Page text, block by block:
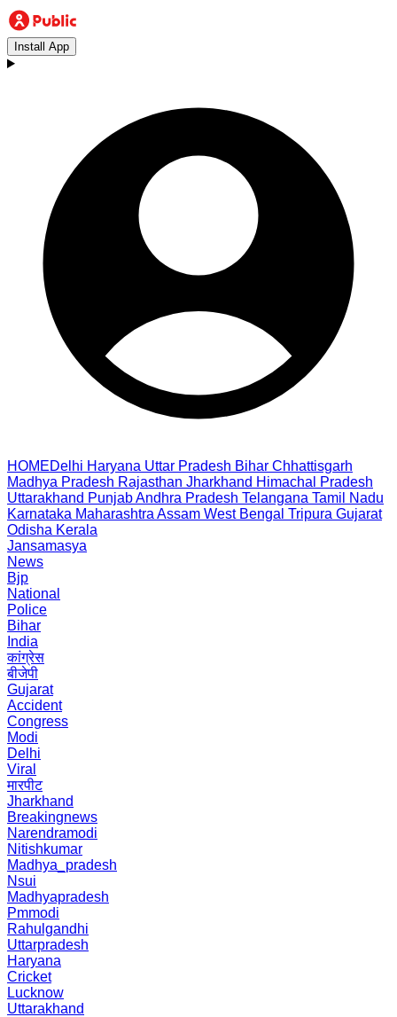
Install App
HOMEDelhi Haryana Uttar Pradesh Bihar Chhattisgarh
Madhya Pradesh Rajasthan Jharkhand Himachal Pradesh
Uttarakhand PunjabAndhra Pradesh Telangana Tamil Nadu
Karnataka Maharashtra Assam West Bengal Tripura Gujarat
Odisha Kerala
Jansamasya
News
Bjp
National
Police
Bihar
India
कांग्रेस
बीजेपी
Gujarat
Accident
Congress
Modi
Delhi
Viral
मारपीट
Jharkhand
Breakingnews
Narendramodi
Nitishkumar
Madhya_pradesh
Nsui
Madhyapradesh
Pmmodi
Rahulgandhi
Uttarpradesh
Haryana
Cricket
Lucknow
Uttarakhand